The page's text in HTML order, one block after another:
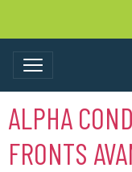
ALPHA
FRONTS